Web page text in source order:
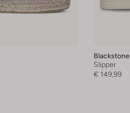
Blackstone
Slipper
€ 149,99